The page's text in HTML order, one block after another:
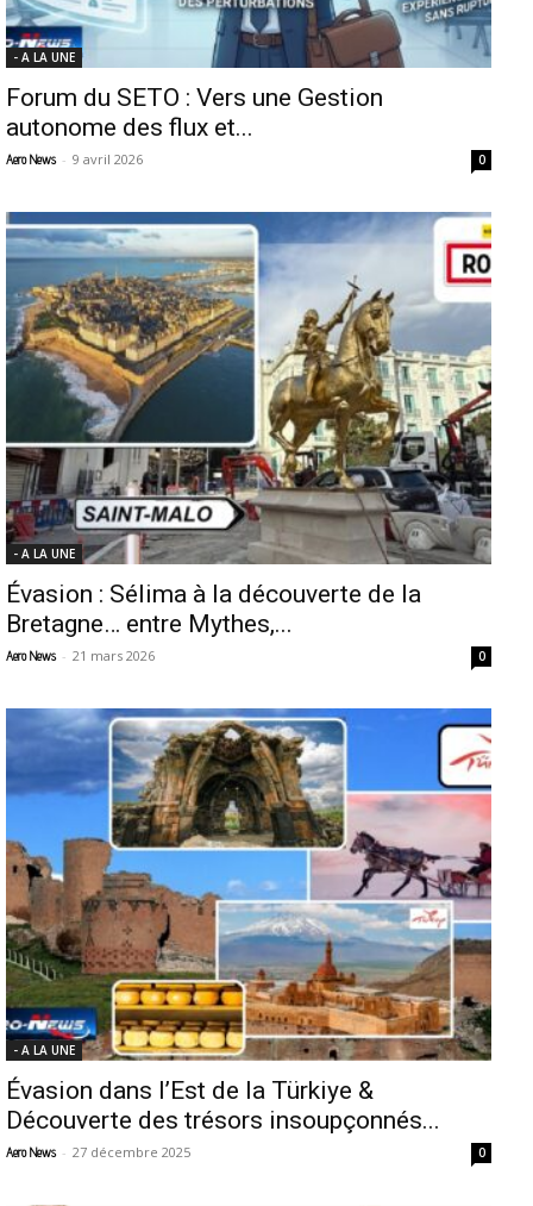
- A LA UNE
Forum du SETO : Vers une Gestion
autonome des flux et...
Aero News - 9 avril 2026 0
- A LA UNE
Évasion : Sélima à la découverte de la
Bretagne… entre Mythes,...
Aero News - 21 mars 2026 0
- A LA UNE
Évasion dans l’Est de la Türkiye &
Découverte des trésors insoupçonnés...
Aero News - 27 décembre 2025 0